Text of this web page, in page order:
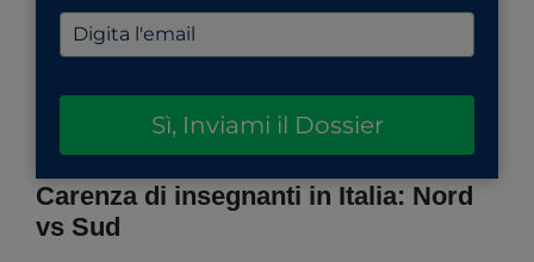
Sì, Inviami il Dossier
Carenza di insegnanti in Italia: Nord
vs Sud